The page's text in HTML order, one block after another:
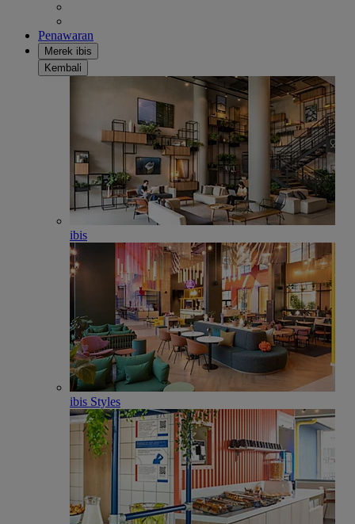
Penawaran
Merek ibis
Kembali
ibis
ibis Styles